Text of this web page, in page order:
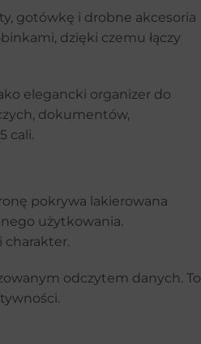
gotówkę i drobne akcesoria
dzięki czemu łączy
elegancki organizer do
dokumentów,
cali.
pokrywa lakierowana
użytkowania.
charakter.
odczytem danych. To